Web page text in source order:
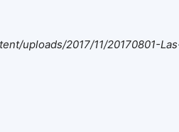
uploads/2017/11/20170801-